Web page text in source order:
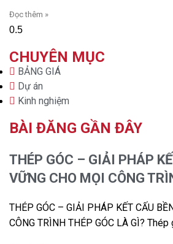
Đọc thêm »
CHUYÊN MỤC
BẢNG GIÁ
Dự án
Kinh nghiệm
BÀI ĐĂNG GẦN ĐÂY
THÉP GÓC – GIẢI PHÁP
VỮNG CHO MỌI CÔNG
THÉP GÓC – GIẢI PHÁP KẾT CẤU
CÔNG TRÌNH THÉP GÓC LÀ GÌ? Thép